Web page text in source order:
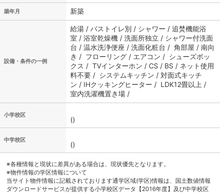
築年月 新築
設備・条件の一例
給湯 / バストイレ別 / シャワー / 追焚機能浴
室 / 浴室乾燥機 / 洗面所独立 / シャワー付洗面
台 / 温水洗浄便座 / 洗面化粧台 / 角部屋 / 南向
き / フローリング / エアコン / シューズボッ
クス / TVインターホン / CS / BS / ネット使用
料不要 / システムキッチン / 対面式キッチ
ン / IHクッキングヒーター / LDK12畳以上 /
室内洗濯機置き場 /
小学校区
()
中学校区
()
※各種情報と現状に差異がある場合は、現状優先となります。
※物件情報の学区情報について
当サイト物件情報に記載されております通学区域(学区)情報は、国土数値情報
ダウンロードサービスが提供する小学校区データ【2016年度】及び中学校区